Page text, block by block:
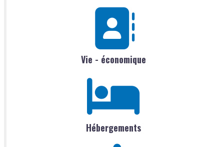
Vie - économique
Hébergements